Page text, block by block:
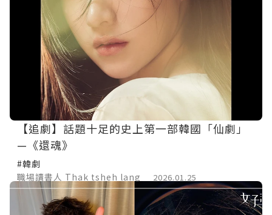
【追劇】話題十足的史上第一部韓國「仙劇」
—《還魂》
#韓劇
職場讀書人 Thak tsheh lang
2026.01.25